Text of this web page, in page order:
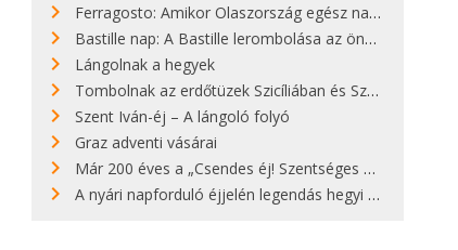
Ferragosto: Amikor Olaszország egész nap nyaral
Bastille nap: A Bastille lerombolása az önkényuralom végét jelentette
Lángolnak a hegyek
Tombolnak az erdőtüzek Szicíliában és Szardínián
Szent Iván-éj – A lángoló folyó
Graz adventi vásárai
Már 200 éves a „Csendes éj! Szentséges éj!”
A nyári napforduló éjjelén legendás hegyi tüzek világítják meg Zugspitzét